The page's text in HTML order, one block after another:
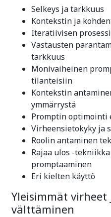
Selkeys ja tarkkuus
Kontekstin ja
Iteratiivisen
Vastausten
tarkkuus
Monivaiheinen
tilanteisiin
Kontekstin
ymmärrystä
Promptin optimointi
Virheensietokyky ja
Roolin antaminen
Rajaa ulos -
promptaaminen
Eri kielten käyttö
Yleisimmät virheet
välttäminen